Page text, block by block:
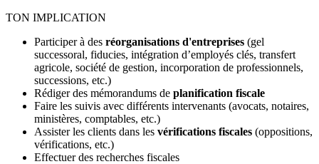
TON IMPLICATION
Participer à des réorganisations d'entreprises (gel
successoral, fiducies, intégration d’employés clés, transfert
agricole, société de gestion, incorporation de professionnels,
successions, etc.)
Rédiger des mémorandums de planification fiscale
Faire les suivis avec différents intervenants (avocats, notaires,
ministères, comptables, etc.)
Assister les clients dans les vérifications fiscales (oppositions,
vérifications, etc.)
Effectuer des recherches fiscales